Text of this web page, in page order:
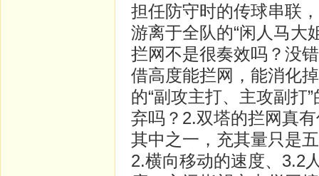
担任防守时的传球串联
游离于全队的“闲人马大
拦网不是很奏效吗？没
借高度能拦网，能消化
的“副攻主打、主攻副打
弃吗？2.双塔的拦网真
其中之一，充其量只是
2.横向移动的速度、3.2